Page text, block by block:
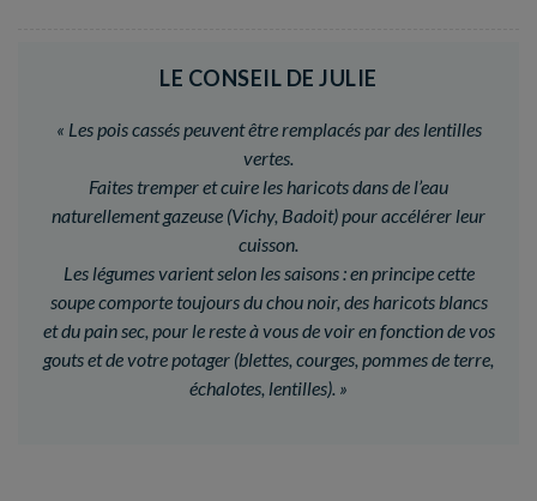
LE CONSEIL DE JULIE
« Les pois cassés peuvent être remplacés par des lentilles
vertes.
Faites tremper et cuire les haricots dans de l’eau
naturellement gazeuse (Vichy, Badoit) pour accélérer leur
cuisson.
Les légumes varient selon les saisons : en principe cette
soupe comporte toujours du chou noir, des haricots blancs
et du pain sec, pour le reste à vous de voir en fonction de vos
gouts et de votre potager (blettes, courges, pommes de terre,
échalotes, lentilles). »